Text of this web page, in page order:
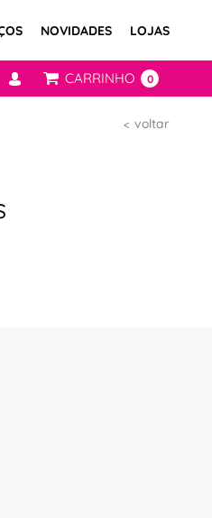
NOVIDADES LOJAS
CARRINHO 0
voltar